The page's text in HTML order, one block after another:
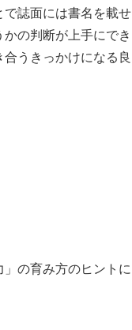
誌面には書名を載せ
の判断が上手にでき
うきっかけになる良
の育み方のヒントに